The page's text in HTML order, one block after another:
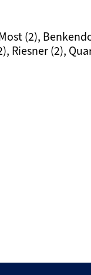
(2),
Riesner (2),